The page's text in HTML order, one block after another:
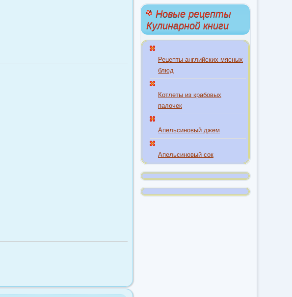
Новые рецепты
Кулинарной книги
Рецепты английских мясных
блюд
Котлеты из крабовых
палочек
Апельсиновый джем
Апельсиновый сок